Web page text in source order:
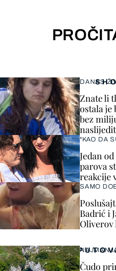
DANAS
Znate li
ostala je
bez
"KAO DA
Jedan
parova
reakcije
SAMO
Badrić i
Oliverov
Čudo